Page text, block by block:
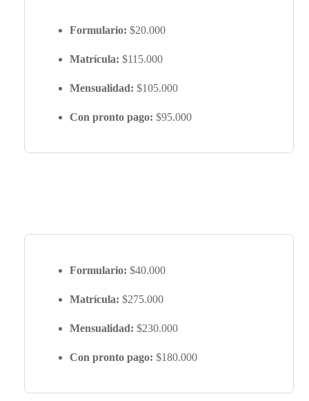
Formulario: $20.000
Matrícula: $115.000
Mensualidad: $105.000
Con pronto pago: $95.000
Formulario: $40.000
Matrícula: $275.000
Mensualidad: $230.000
Con pronto pago: $180.000